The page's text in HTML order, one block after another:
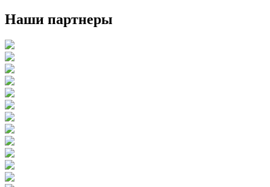
Наши партнеры